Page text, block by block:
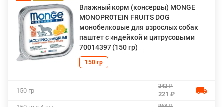
Влажный корм (консервы) MONGE
MONOPROTEIN FRUITS DOG
монобелковые для взрослых собак
паштет с индейкой и цитрусовыми
70014397 (150 гр)
150 гр
150 гр
242 ₽
221 ₽